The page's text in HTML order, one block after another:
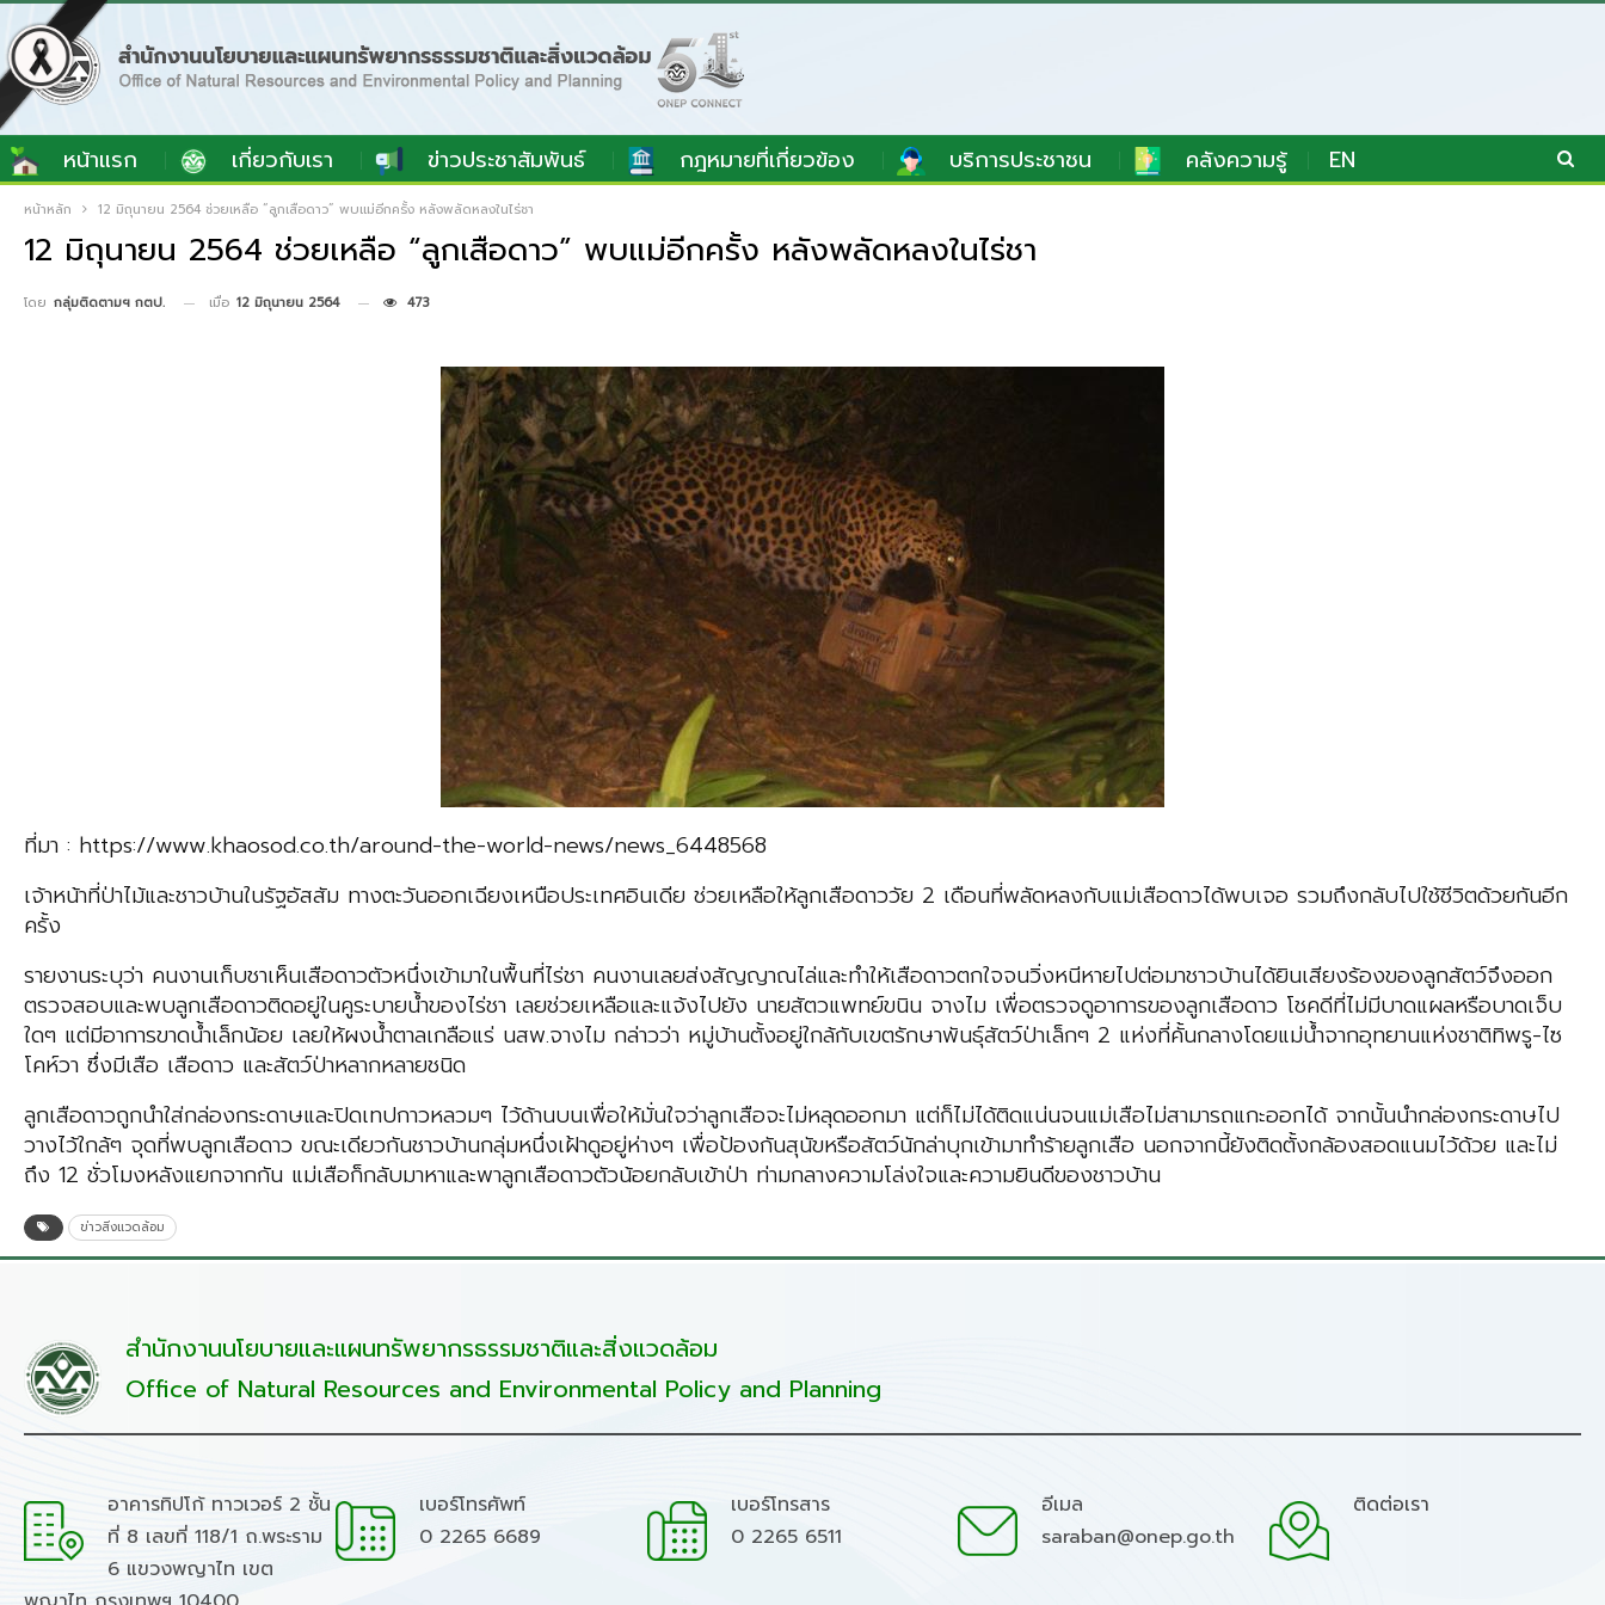
หน้าแรก เกี่ยวกับเรา ข่าวประชาสัมพันธ์ กฎหมายที่เกี่ยวข้อง บริการประชาชน คลังความรู้ EN
หน้าหลัก 12 มิถุนายน 2564 ช่วยเหลือ “ลูกเสือดาว” พบแม่อีกครั้ง หลังพลัดหลงในไร่ชา
12 มิถุนายน 2564 ช่วยเหลือ “ลูกเสือดาว” พบแม่อีกครั้ง หลังพลัดหลงในไร่ชา
โดย กลุ่มติดตามฯ กตป. เมื่อ 12 มิถุนายน 2564 473
ที่มา : https://www.khaosod.co.th/around-the-world-news/news_6448568
เจ้าหน้าที่ป่าไม้และชาวบ้านในรัฐอัสสัม ทางตะวันออกเฉียงเหนือประเทศอินเดีย ช่วยเหลือให้ลูกเสือดาววัย 2 เดือนที่พลัดหลงกับแม่เสือดาวได้พบเจอ รวมถึงกลับไปใช้ชีวิตด้วยกันอีก
ครั้ง
รายงานระบุว่า คนงานเก็บชาเห็นเสือดาวตัวหนึ่งเข้ามาในพื้นที่ไร่ชา คนงานเลยส่งสัญญาณไล่และทำให้เสือดาวตกใจจนวิ่งหนีหายไปต่อมาชาวบ้านได้ยินเสียงร้องของลูกสัตว์จึงออก
ตรวจสอบและพบลูกเสือดาวติดอยู่ในคูระบายน้ำของไร่ชา เลยช่วยเหลือและแจ้งไปยัง นายสัตวแพทย์ขนิน จางไม เพื่อตรวจดูอาการของลูกเสือดาว โชคดีที่ไม่มีบาดแผลหรือบาดเจ็บ
ใดๆ แต่มีอาการขาดน้ำเล็กน้อย เลยให้ผงน้ำตาลเกลือแร่ นสพ.จางไม กล่าวว่า หมู่บ้านตั้งอยู่ใกล้กับเขตรักษาพันธุ์สัตว์ป่าเล็กๆ 2 แห่งที่คั้นกลางโดยแม่น้ำจากอุทยานแห่งชาติทิพรู-ไซ
โคห์วา ซึ่งมีเสือ เสือดาว และสัตว์ป่าหลากหลายชนิด
ลูกเสือดาวถูกนำใส่กล่องกระดาษและปิดเทปกาวหลวมๆ ไว้ด้านบนเพื่อให้มั่นใจว่าลูกเสือจะไม่หลุดออกมา แต่ก็ไม่ได้ติดแน่นจนแม่เสือไม่สามารถแกะออกได้ จากนั้นนำกล่องกระดาษไป
วางไว้ใกล้ๆ จุดที่พบลูกเสือดาว ขณะเดียวกันชาวบ้านกลุ่มหนึ่งเฝ้าดูอยู่ห่างๆ เพื่อป้องกันสุนัขหรือสัตว์นักล่าบุกเข้ามาทำร้ายลูกเสือ นอกจากนี้ยังติดตั้งกล้องสอดแนมไว้ด้วย และไม่
ถึง 12 ชั่วโมงหลังแยกจากกัน แม่เสือก็กลับมาหาและพาลูกเสือดาวตัวน้อยกลับเข้าป่า ท่ามกลางความโล่งใจและความยินดีของชาวบ้าน
ข่าวสิ่งแวดล้อม
สำนักงานนโยบายและแผนทรัพยากรธรรมชาติและสิ่งแวดล้อม
Office of Natural Resources and Environmental Policy and Planning
อาคารทิปโก้ ทาวเวอร์ 2 ชั้น
ที่ 8 เลขที่ 118/1 ถ.พระราม
6 แขวงพญาไท เขต
เบอร์โทรศัพท์
0 2265 6689
เบอร์โทรสาร
0 2265 6511
อีเมล
saraban@onep.go.th
ติดต่อเรา